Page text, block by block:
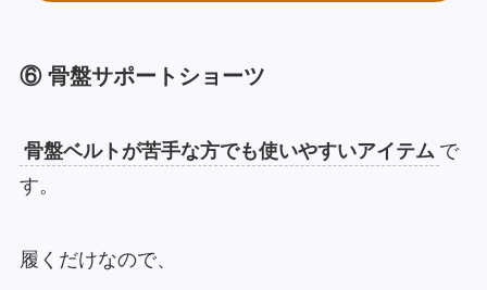
⑥ 骨盤サポートショーツ
骨盤ベルトが苦手な方でも使いやすいアイテム で
す。
履くだけなので、